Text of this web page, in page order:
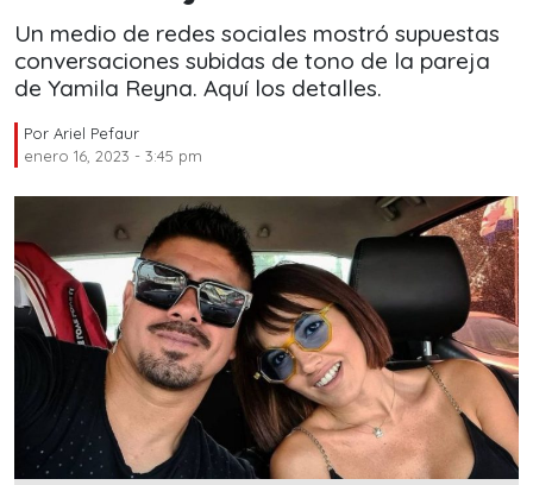
Un medio de redes sociales mostró supuestas
conversaciones subidas de tono de la pareja
de Yamila Reyna. Aquí los detalles.
Por Ariel Pefaur
enero 16, 2023 - 3:45 pm